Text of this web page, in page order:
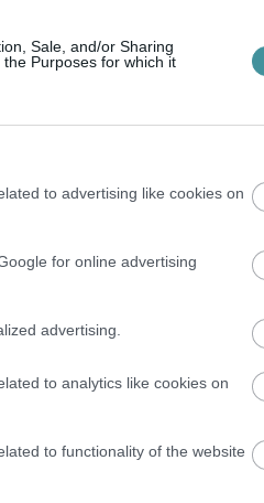
Sale, and/or Sharing
Purposes for which it
to advertising like cookies on
for online advertising
advertising.
to analytics like cookies on
to functionality of the website
Hírek oldalán!